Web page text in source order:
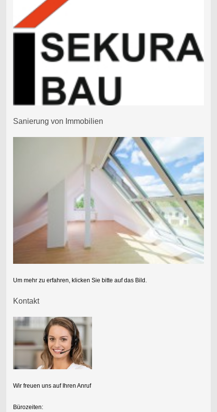
Sanierung von Immobilien
Um mehr zu erfahren, klicken Sie bitte auf das Bild.
Kontakt
Wir freuen uns auf Ihren Anruf
Bürozeiten: